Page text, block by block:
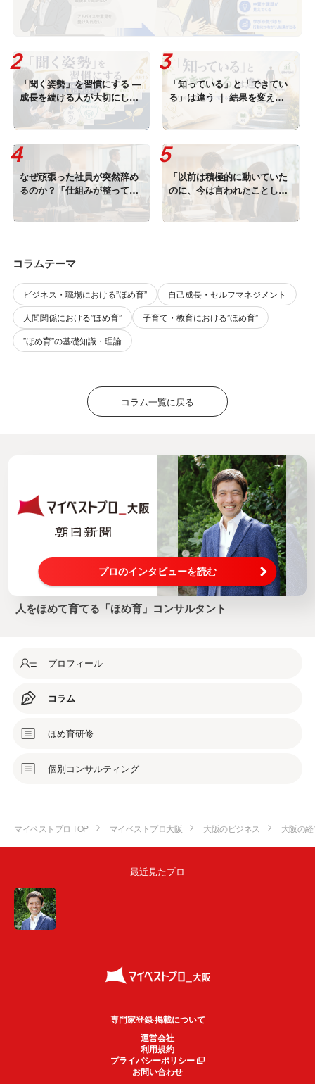
「聞く姿勢」を習慣にする ―
成長を続ける人が大切にして
いること
「知っている」と「できてい
る」は違う ｜ 結果を変える
のは習慣に変わるまでのトレ
ーニング
なぜ頑張った社員が突然辞め
るのか？「仕組みが整ってい
ない職場」では離職は止まら
「以前は積極的に動いていた
のに、今は言われたことしか
しない。」と感じたら読む記
事｜やる気をなくした部下に
コラムテーマ
ビジネス・職場における”ほめ育”
自己成長・セルフマネジメント
人間関係における”ほめ育”
子育て・教育における”ほめ育”
”ほめ育”の基礎知識・理論
コラム一覧に戻る
プロのインタビューを読む
人をほめて育てる「ほめ育」コンサルタント
プロフィール
コラム
ほめ育研修
個別コンサルティング
マイベストプロ TOP マイベストプロ大阪 大阪のビジネス 大阪の
最近見たプロ
専門家登録·掲載について
運営会社
利用規約
プライバシーポリシー
お問い合わせ